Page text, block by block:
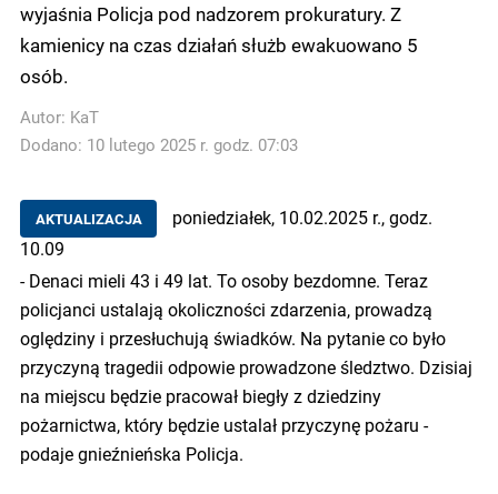
wyjaśnia Policja pod nadzorem prokuratury. Z
kamienicy na czas działań służb ewakuowano 5
osób.
Autor: KaT
Dodano: 10 lutego 2025 r. godz. 07:03
AKTUALIZACJA
poniedziałek, 10.02.2025 r., godz.
10.09
- Denaci mieli 43 i 49 lat. To osoby bezdomne. Teraz
policjanci ustalają okoliczności zdarzenia, prowadzą
oględziny i przesłuchują świadków. Na pytanie co było
przyczyną tragedii odpowie prowadzone śledztwo. Dzisiaj
na miejscu będzie pracował biegły z dziedziny
pożarnictwa, który będzie ustalał przyczynę pożaru -
podaje gnieźnieńska Policja.